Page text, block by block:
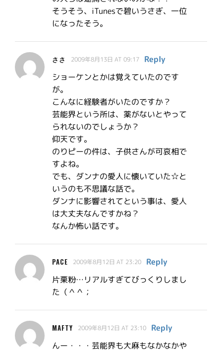
そうそう、iTunesで碧いうさぎ、一位
になったそう。
ささ 2009年8月13日 AT 09:17
Reply
ショーケンとかは覚えていたのです
が。
こんなに経験者がいたのですか？
芸能界という所は、薬がないとやって
られないのでしょうか？
仰天です。
のりピーの件は、子供さんが可哀相で
すよね。
でも、ダンナの愛人に懐いていた☆と
いうのも不思議な話で。
ダンナに影響されてという事は、愛人
は大丈夫なんですかね？
なんか怖い話です。
PACE 2009年8月12日 AT 23:20
Reply
片栗粉…リアルすぎてびっくりしまし
た（＾＾；
MAFTY 2009年8月12日 AT 23:10
Reply
んー・・・芸能界も大麻もなかなかや